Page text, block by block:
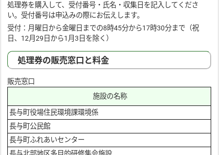
処理券を購入して、受付番号・氏名・収集日を記入してくださ
い。受付番号は申込みの際にお伝えします。
受付：月曜日から金曜日までの8時45分から17時30分まで（祝
日、12月29日から1月3日を除く）
処理券の販売窓口と料金
販売窓口
施設の名称
長与町役場住民環境課環境係
長与町公民館
長与町ふれあいセンター